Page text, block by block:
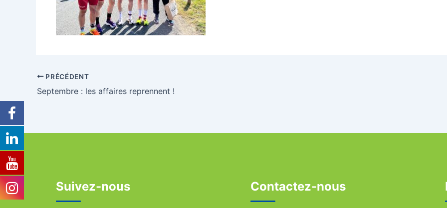
PRÉCÉDENT
Septembre : les affaires reprennent !
Suivez-nous Contactez-nous